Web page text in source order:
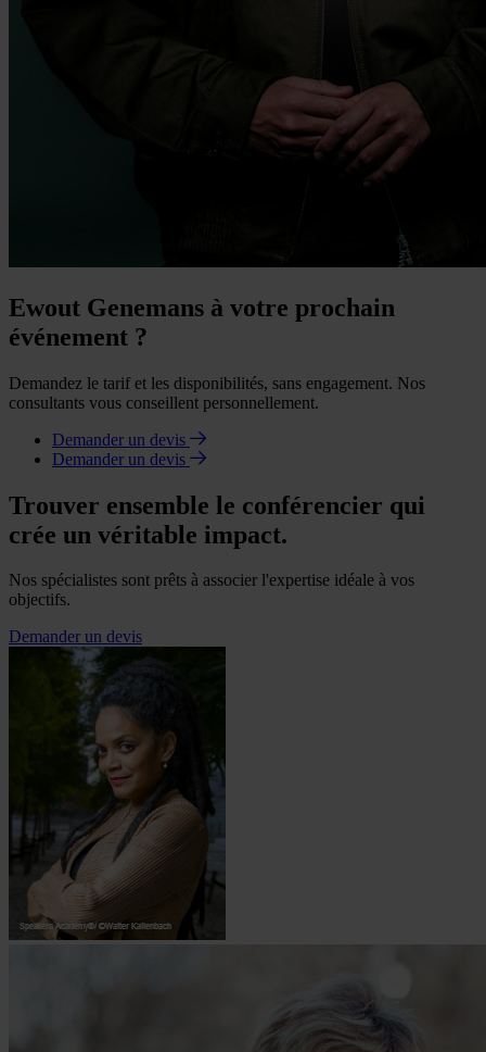
Ewout Genemans à votre prochain
événement ?
Demandez le tarif et les disponibilités, sans engagement. Nos
consultants vous conseillent personnellement.
Demander un devis
Demander un devis
Trouver ensemble le conférencier qui
crée un véritable impact.
Nos spécialistes sont prêts à associer l'expertise idéale à vos
objectifs.
Demander un devis